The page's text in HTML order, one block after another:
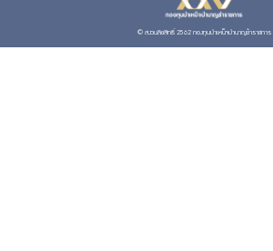
© สงวนลิขสิทธิ์ 2562 กองทุนบำเหน็จบำนาญข้าราชการ